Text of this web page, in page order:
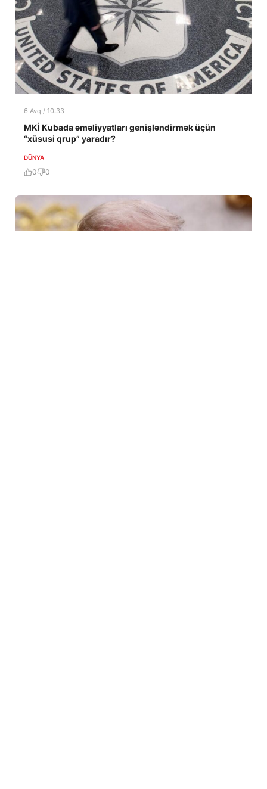
6 Avq / 10:33
MKİ Kubada əməliyyatları genişləndirmək üçün
“xüsusi qrup” yaradır?
DÜNYA
0 0